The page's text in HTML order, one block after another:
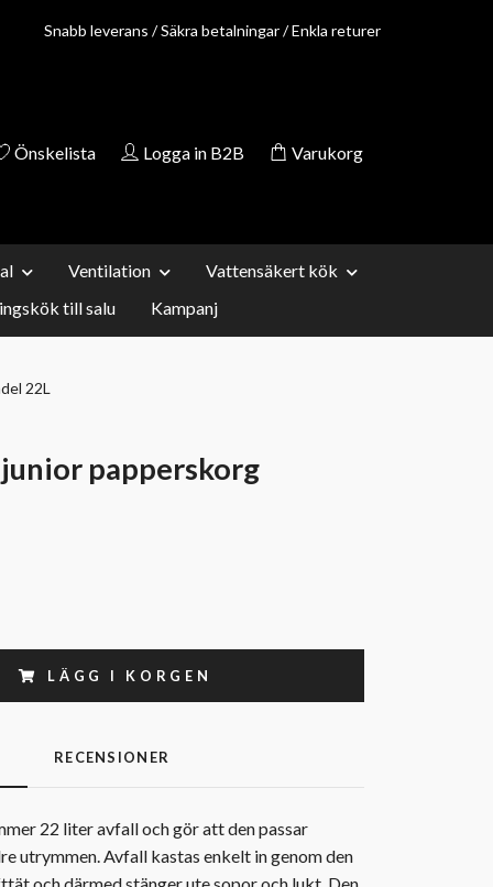
Snabb leverans / Säkra betalningar / Enkla returer
Önskelista Logga in B2B Varukorg
Ventilation
Vattensäkert kök
till salu Kampanj
22L
papperskorg
LÄGG I KORGEN
RECENSIONER
22 liter avfall och gör att den passar
utrymmen. Avfall kastas enkelt in genom den